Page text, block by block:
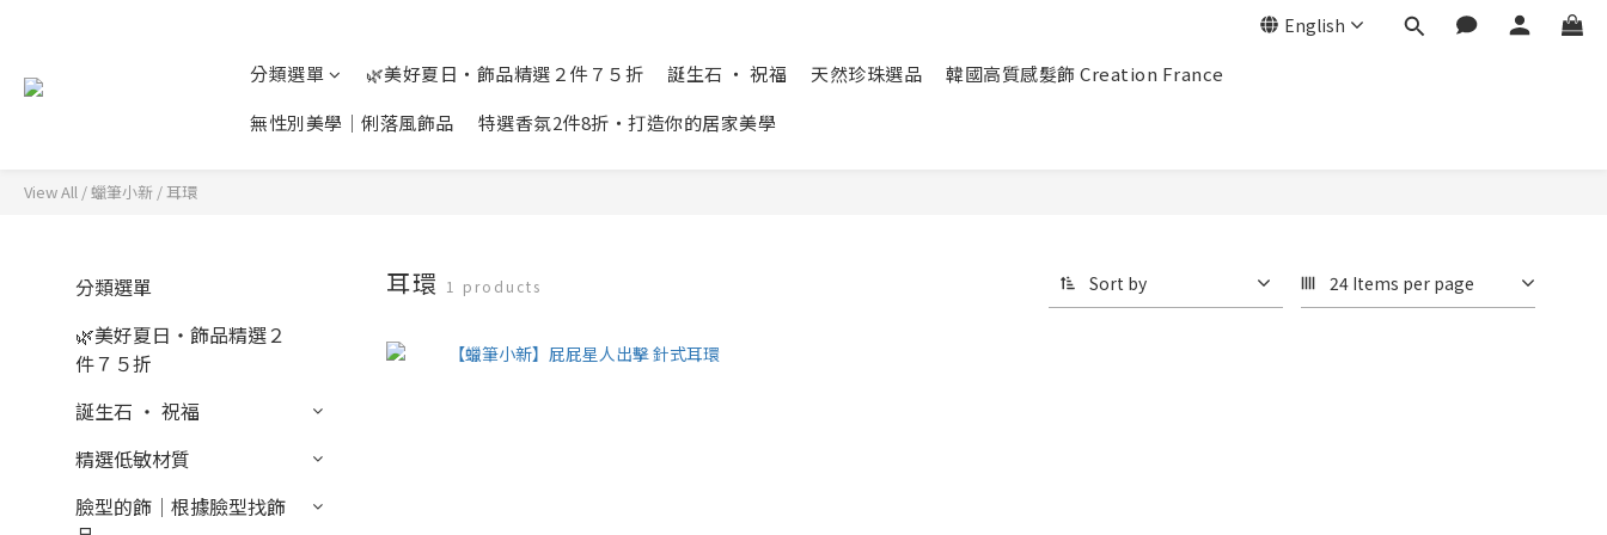
English
分類選單 🌿美好夏日‧飾品精選２件７５折 誕生石 ‧ 祝福 天然珍珠選品
韓國高質感髮飾 Creation France
無性別美學│俐落風飾品
特選香氛2件8折‧打造你的居家美學
View All /蠟筆小新 /耳環
分類選單
🌿美好夏日‧飾品精選２
件７５折
誕生石 ‧ 祝福
精選低敏材質
臉型的飾│根據臉型找飾
耳環 1 products Sort by 24 Items per page